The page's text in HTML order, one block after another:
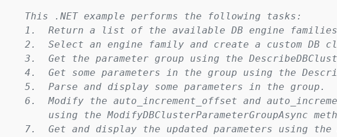
    This .NET example performs the following tasks:
1.  Return a list of the available DB engine
2.  Select an engine family and create a custom DB
3.  Get the parameter group using the
4.  Get some parameters in the group using the
    5.  Parse and display some parameters in the group.
6.  Modify the auto_increment_offset and
using the ModifyDBClusterParameterGroupAsync
7.  Get and display the updated parameters using